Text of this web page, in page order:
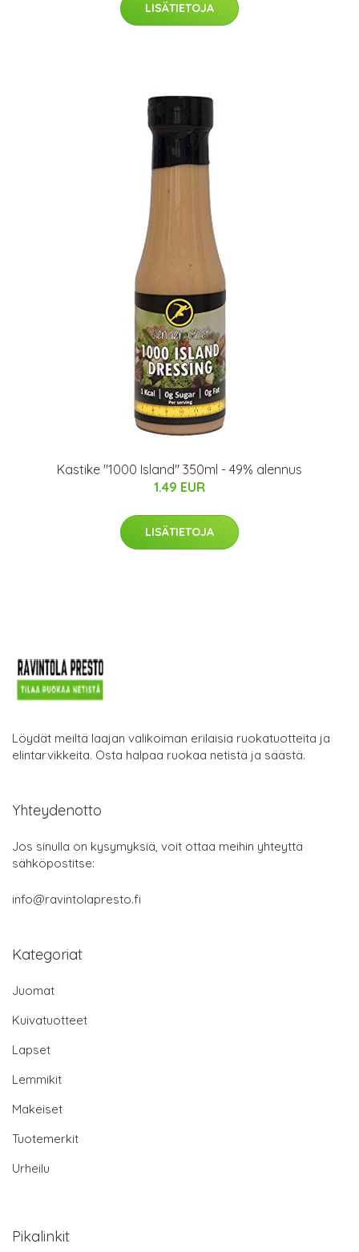
LISÄTIETOJA
Kastike "1000 Island" 350ml - 49% alennus
1.49 EUR
LISÄTIETOJA
Löydät meiltä laajan valikoiman erilaisia ruokatuotteita ja
elintarvikkeita. Osta halpaa ruokaa netistä ja säästä.
Yhteydenotto
Jos sinulla on kysymyksiä, voit ottaa meihin yhteyttä
sähköpostitse:
info@ravintolapresto.fi
Kategoriat
Juomat
Kuivatuotteet
Lapset
Lemmikit
Makeiset
Tuotemerkit
Urheilu
Pikalinkit